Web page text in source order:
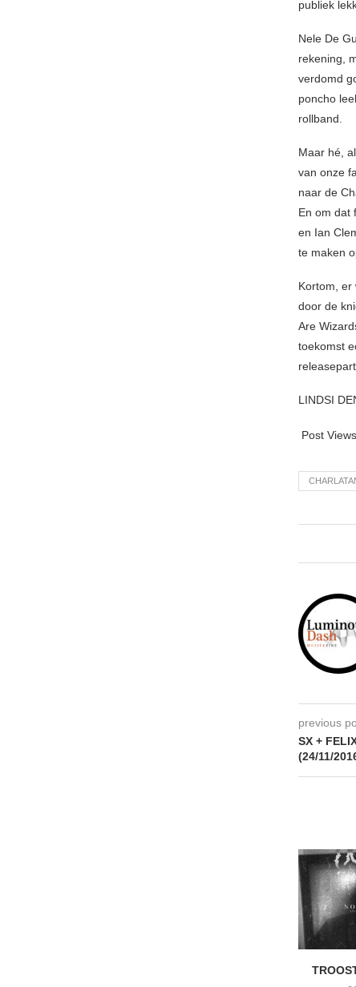
publiek
Nele De
rekening,
verdomd
poncho
rollband.
Maar hé,
van onze
naar de
En om dat
en Ian
te maken
Kortom, er
door de
Are
toekomst
LINDSI
Post
previous
SX +
(24/11/